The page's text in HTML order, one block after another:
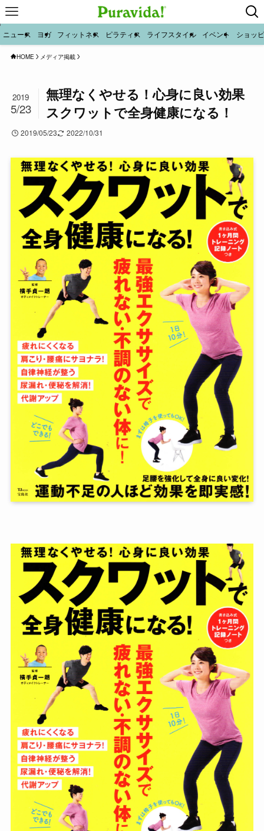
ニュース ヨガ フィットネス ピラティス ライフスタイル イベント ショッ
HOME メディア掲載
無理なくやせる！心身に良い効果
スクワットで全身健康になる！
2019
5/23
2019/05/23 2022/10/31